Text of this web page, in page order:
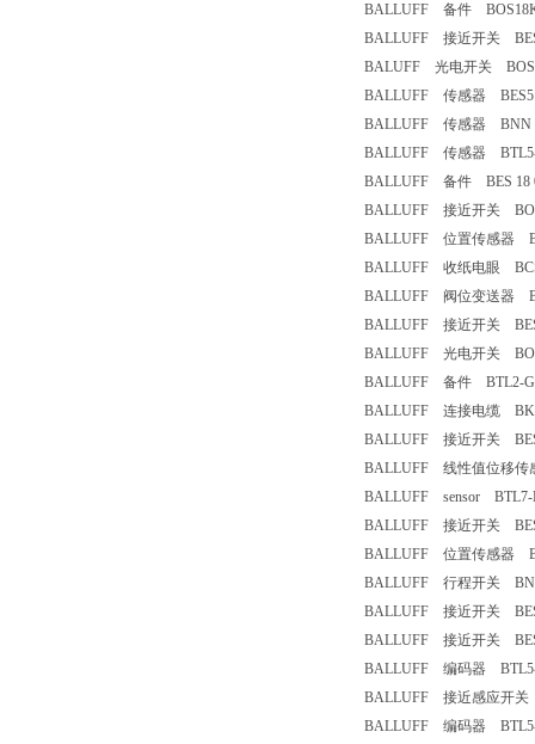
BALLUFF 备件
BALLUFF 接近开关
BALUFF 光电开关
BALLUFF 传感器
BALLUFF 传感器 BNN
BALLUFF 传感器 BTL5-
BALLUFF 备件 BES 18
BALLUFF 接近开关
BALLUFF 位置传感器
BALLUFF 收纸电眼
BALLUFF 阀位变送器
BALLUFF 接近开关 BES
BALLUFF 光电开关
BALLUFF 备件 BTL2-
BALLUFF 连接电缆
BALLUFF 接近开关
BALLUFF 线性值位移传
BALLUFF sensor BTL7-
BALLUFF 接近开关
BALLUFF 位置传感器
BALLUFF 行程开关
BALLUFF 接近开关 BES
BALLUFF 接近开关
BALLUFF 编码器 BTL5-
BALLUFF 接近感应开关
BALLUFF 编码器 BTL5-